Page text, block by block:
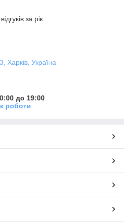
воді, дозволяючи
матеріалів від відомих
Bestway, що гарантує їхню
за рік
Харків, Україна
до 19:00
роботи